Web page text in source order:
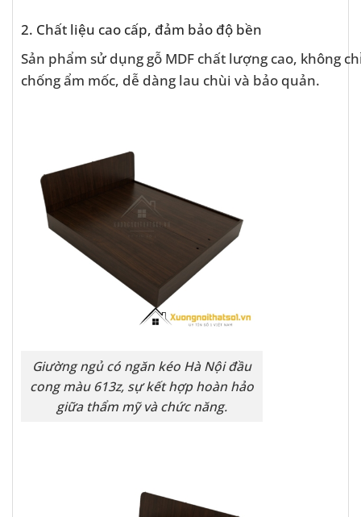
2. Chất liệu cao cấp, đảm bảo độ bền
Sản phẩm sử dụng gỗ MDF chất lượng cao, không
chống ẩm mốc, dễ dàng lau chùi và bảo quản.
Giường ngủ có ngăn kéo Hà Nội đầu
cong màu 613z, sự kết hợp hoàn hảo
giữa thẩm mỹ và chức năng.